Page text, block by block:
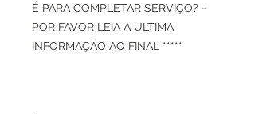
É PARA COMPLETAR SERVIÇO? -
POR FAVOR LEIA A ULTIMA
INFORMAÇÃO AO FINAL *****